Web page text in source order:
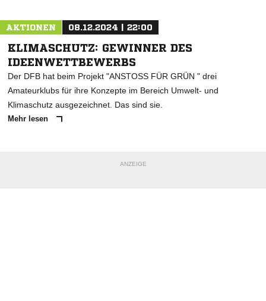
AKTIONEN 08.12.2024 | 22:00
KLIMASCHUTZ: GEWINNER DES
IDEENWETTBEWERBS
Der DFB hat beim Projekt "ANSTOSS FÜR GRÜN " drei
Amateurklubs für ihre Konzepte im Bereich Umwelt- und
Klimaschutz ausgezeichnet. Das sind sie.
Mehr lesen
ANZEIGE